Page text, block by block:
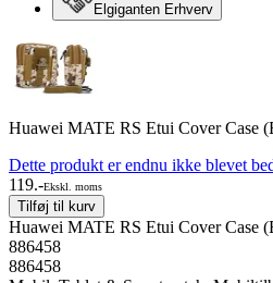
Elgiganten Erhverv
Huawei MATE RS Etui Cover Case
Dette produkt er endnu ikke blevet
119.-Ekskl. moms
Tilføj til kurv
Huawei MATE RS Etui Cover Case
886458
886458